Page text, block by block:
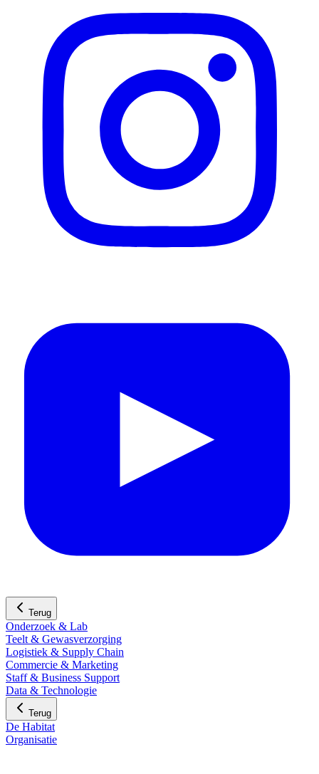
Terug
Onderzoek & Lab
Teelt & Gewasverzorging
Logistiek & Supply Chain
Commercie & Marketing
Staff & Business Support
Data & Technologie
Terug
De Habitat
Organisatie